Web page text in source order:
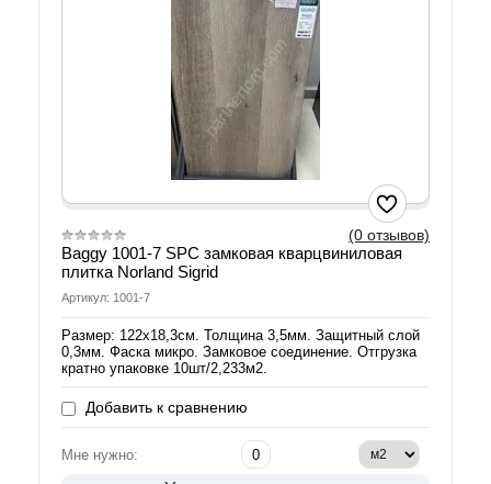
(0 отзывов)
Baggy 1001-7 SPC замковая кварцвиниловая
плитка Norland Sigrid
Артикул: 1001-7
Размер: 122х18,3см. Толщина 3,5мм. Защитный слой
0,3мм. Фаска микро. Замковое соединение. Отгрузка
кратно упаковке 10шт/2,233м2.
Добавить к сравнению
Мне нужно: